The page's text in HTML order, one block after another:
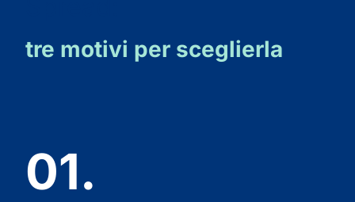
tre motivi per sceglierla
01.